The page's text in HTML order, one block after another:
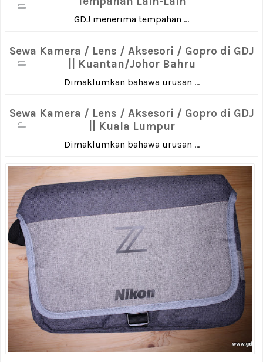
GDJ menerima tempahan ...
Sewa Kamera / Lens / Aksesori / Gopro di GDJ
|| Kuantan/Johor Bahru
Dimaklumkan bahawa urusan ...
Sewa Kamera / Lens / Aksesori / Gopro di GDJ
|| Kuala Lumpur
Dimaklumkan bahawa urusan ...